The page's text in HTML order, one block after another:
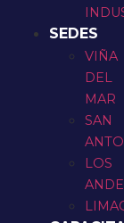
SEDES
VIÑA
DEL
MAR
SAN
LOS